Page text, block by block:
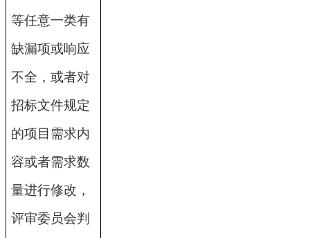
等任意一类有
缺漏项或响应
不全，或者对
招标文件规定
的项目需求内
容或者需求数
量进行修改，
评审委员会判